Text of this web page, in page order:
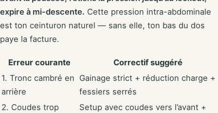
expire à mi-descente. Cette pression intra-abdominale
est ton ceinturon naturel — sans elle, ton bas du dos
paye la facture.
Erreur courante
Correctif suggéré
1. Tronc cambré en
arrière
Gainage strict + réduction charge +
fessiers serrés
2. Coudes trop
Setup avec coudes vers l’avant +